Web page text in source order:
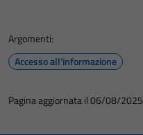
Argomenti:
Accesso all'informazione
Pagina aggiornata il 06/08/2025